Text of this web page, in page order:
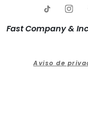
Fast Company &
Aviso de